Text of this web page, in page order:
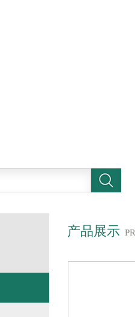
产品展示